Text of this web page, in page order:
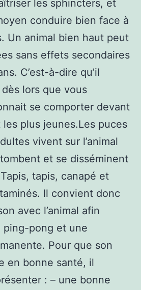
les sphincters, et
conduire bien face à
Un animal bien haut peut
sans effets secondaires
C’est-à-dire qu’il
lors que vous
se comporter devant
plus jeunes.Les puces
vivent sur l’animal
et se disséminent
tapis, canapé et
Il convient donc
avec l’animal afin
ping-pong et une
Pour que son
en bonne santé, il
: – une bonne